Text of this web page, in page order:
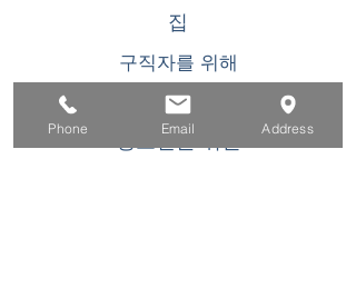
집
구직자를 위해
기업용
청소년을 위한
Phone Email Address